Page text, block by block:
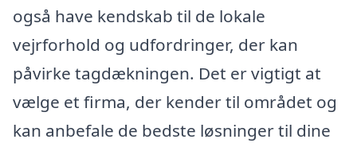
også have kendskab til de lokale
vejrforhold og udfordringer, der kan
påvirke tagdækningen. Det er vigtigt at
vælge et firma, der kender til området og
kan anbefale de bedste løsninger til dine